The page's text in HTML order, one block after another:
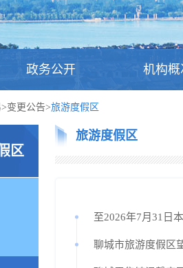
政务公开 机构概
>变更公告>旅游度假区
区
旅游度假区
至2026年7月31日
聊城市旅游度假区